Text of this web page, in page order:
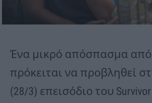
Ένα μικρό απόσπασμα από
πρόκειται να προβληθεί
(28/3) επεισόδιο του